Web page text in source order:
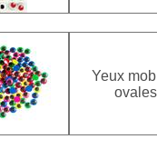
Yeux
ovales